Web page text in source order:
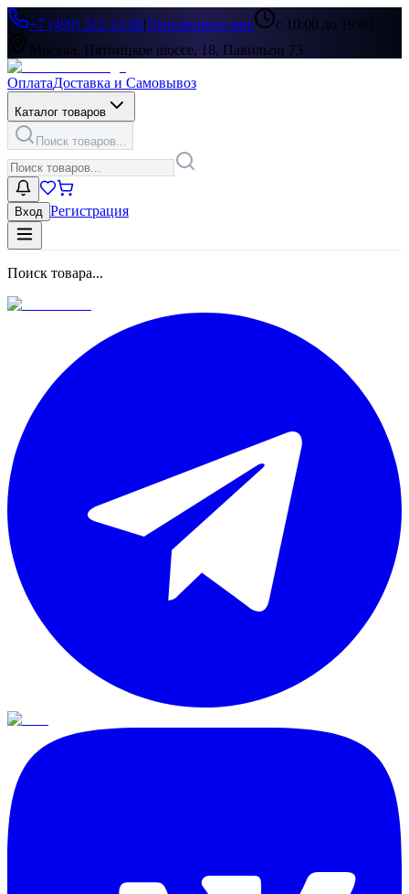
+7 (499) 322-33-86|Перезвоните мне
с 10:00 до 19:00
Москва, Пятницкое шоссе, 18, Павильон 73
ОплатаДоставка и Самовывоз
Каталог товаров
Поиск товаров...
Вход Регистрация
Поиск товара...